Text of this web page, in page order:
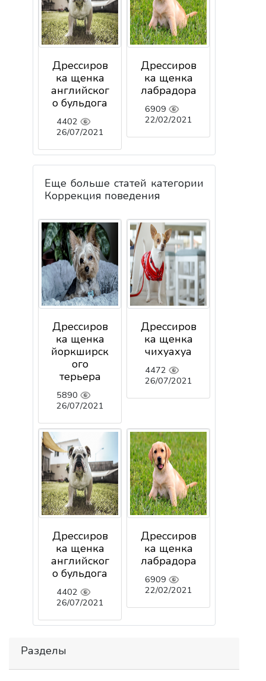
Дрессиров
ка щенка
английског
о бульдога
4402
26/07/2021
Дрессиров
ка щенка
лабрадора
6909
22/02/2021
Еще больше статей категории
Коррекция поведения
Дрессиров
ка щенка
йоркширск
ого
терьера
5890
26/07/2021
Дрессиров
ка щенка
чихуахуа
4472
26/07/2021
Дрессиров
ка щенка
английског
о бульдога
4402
26/07/2021
Дрессиров
ка щенка
лабрадора
6909
22/02/2021
Разделы